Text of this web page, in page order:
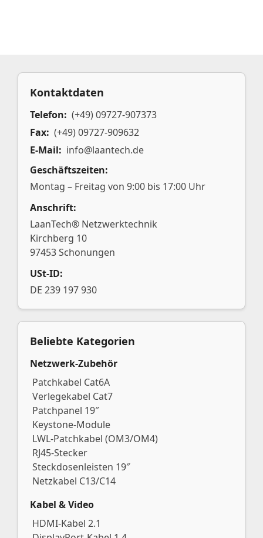
Kontaktdaten
Telefon: (+49) 09727-907373
Fax: (+49) 09727-909632
E-Mail: info@laantech.de
Geschäftszeiten:
Montag – Freitag von 9:00 bis 17:00 Uhr
Anschrift:
LaanTech® Netzwerktechnik
Kirchberg 10
97453 Schonungen
USt-ID:
DE 239 197 930
Beliebte Kategorien
Netzwerk-Zubehör
Patchkabel Cat6A
Verlegekabel Cat7
Patchpanel 19″
Keystone-Module
LWL-Patchkabel (OM3/OM4)
RJ45-Stecker
Steckdosenleisten 19″
Netzkabel C13/C14
Kabel & Video
HDMI-Kabel 2.1